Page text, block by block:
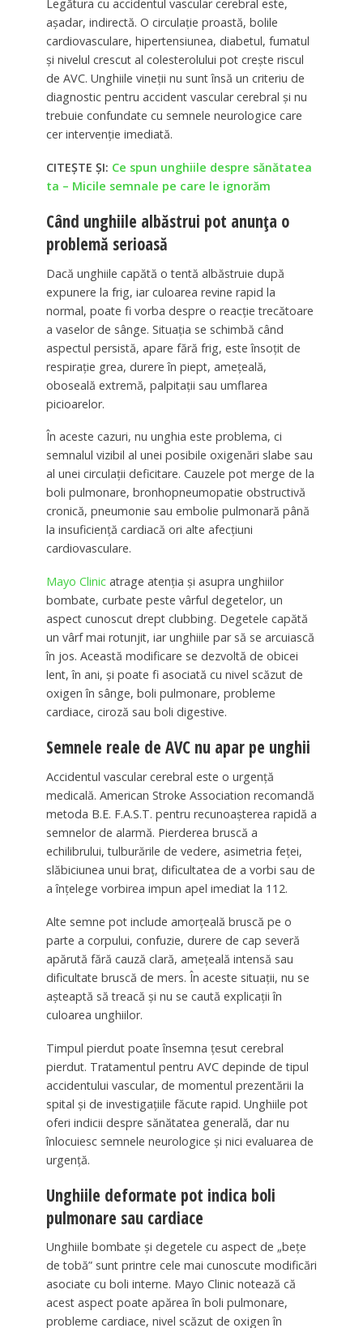
Legătura cu accidentul vascular cerebral este,
așadar, indirectă. O circulație proastă, bolile
cardiovasculare, hipertensiunea, diabetul, fumatul
și nivelul crescut al colesterolului pot crește riscul
de AVC. Unghiile vineții nu sunt însă un criteriu de
diagnostic pentru accident vascular cerebral și nu
trebuie confundate cu semnele neurologice care
cer intervenție imediată.
CITEȘTE ȘI: Ce spun unghiile despre sănătatea
ta – Micile semnale pe care le ignorăm
Când unghiile albăstrui pot anunța o
problemă serioasă
Dacă unghiile capătă o tentă albăstruie după
expunere la frig, iar culoarea revine rapid la
normal, poate fi vorba despre o reacție trecătoare
a vaselor de sânge. Situația se schimbă când
aspectul persistă, apare fără frig, este însoțit de
respirație grea, durere în piept, amețeală,
oboseală extremă, palpitații sau umflarea
picioarelor.
În aceste cazuri, nu unghia este problema, ci
semnalul vizibil al unei posibile oxigenări slabe sau
al unei circulații deficitare. Cauzele pot merge de la
boli pulmonare, bronhopneumopatie obstructivă
cronică, pneumonie sau embolie pulmonară până
la insuficiență cardiacă ori alte afecțiuni
cardiovasculare.
Mayo Clinicatrage atenția și asupra unghiilor
bombate, curbate peste vârful degetelor, un
aspect cunoscut drept clubbing. Degetele capătă
un vârf mai rotunjit, iar unghiile par să se arcuiască
în jos. Această modificare se dezvoltă de obicei
lent, în ani, și poate fi asociată cu nivel scăzut de
oxigen în sânge, boli pulmonare, probleme
cardiace, ciroză sau boli digestive.
Semnele reale de AVC nu apar pe unghii
Accidentul vascular cerebral este o urgență
medicală. American Stroke Association recomandă
metoda B.E. F.A.S.T. pentru recunoașterea rapidă a
semnelor de alarmă. Pierderea bruscă a
echilibrului, tulburările de vedere, asimetria feței,
slăbiciunea unui braț, dificultatea de a vorbi sau de
a înțelege vorbirea impun apel imediat la 112.
Alte semne pot include amorțeală bruscă pe o
parte a corpului, confuzie, durere de cap severă
apărută fără cauză clară, amețeală intensă sau
dificultate bruscă de mers. În aceste situații, nu se
așteaptă să treacă și nu se caută explicații în
culoarea unghiilor.
Timpul pierdut poate însemna țesut cerebral
pierdut. Tratamentul pentru AVC depinde de tipul
accidentului vascular, de momentul prezentării la
spital și de investigațiile făcute rapid. Unghiile pot
oferi indicii despre sănătatea generală, dar nu
înlocuiesc semnele neurologice și nici evaluarea de
urgență.
Unghiile deformate pot indica boli
pulmonare sau cardiace
Unghiile bombate și degetele cu aspect de „bețe
de tobă” sunt printre cele mai cunoscute modificări
asociate cu boli interne. Mayo Clinic notează că
acest aspect poate apărea în boli pulmonare,
probleme cardiace, nivel scăzut de oxigen în